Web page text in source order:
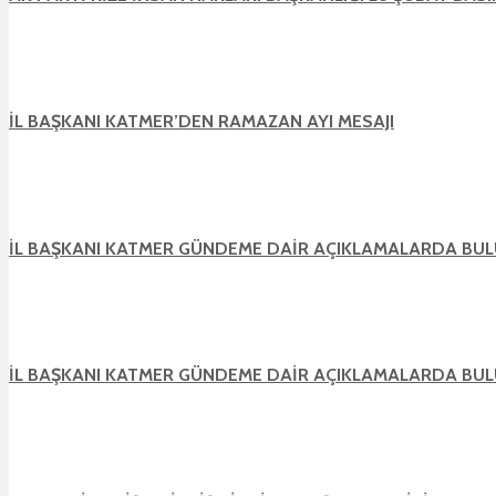
İL BAŞKANI KATMER’DEN RAMAZAN AYI MESAJI
İL BAŞKANI KATMER GÜNDEME DAİR AÇIKLAMALARDA
İL BAŞKANI KATMER GÜNDEME DAİR AÇIKLAMALARDA